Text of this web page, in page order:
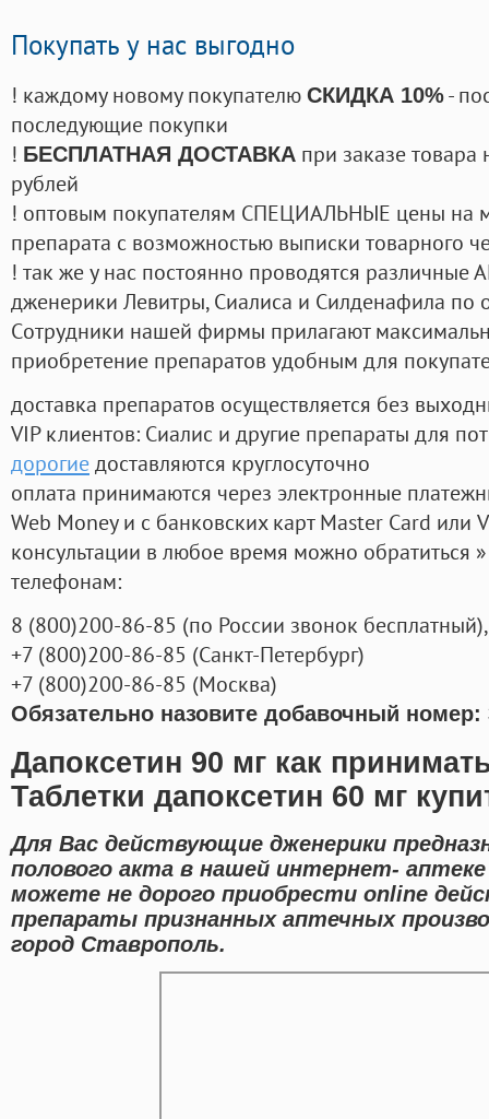
Покупать у нас выгодно
! каждому новому покупателю СКИДКА 10%-
последующие покупки
! БЕСПЛАТНАЯ ДОСТАВКА при заказе
рублей
! оптовым покупателям СПЕЦИАЛЬНЫЕ цены на
препарата с возможностью выписки товарного
! так же у нас постоянно проводятся
дженерики Левитры, Сиалиса и Силденафила по
Cотрудники нашей фирмы прилагают
приобретение препаратов удобным для
доставка препаратов осуществляется без
VIP клиентов: Сиалис и другие препараты для
дорогиедоставляются круглосуточно
оплата принимаются через электронные
Web Money и с банковских карт Master Card или
консультации в любое время можно обратиться
телефонам:
8 (800)200-86-85 (по России звонок бесплатный),
+7 (800)200-86-85 (Санкт-Петербург)
+7 (800)200-86-85 (Москва)
Обязательно назовите добавочный номер:
Дапоксетин 90 мг как
Таблетки дапоксетин 60 мг
Для Вас действующие дженерики
полового акта в нашей интернет-
можете не дорого приобрести online
препараты признанных аптечных
город Ставрополь.